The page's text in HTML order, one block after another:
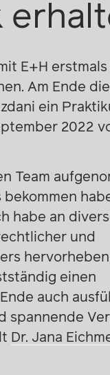
E+H
Am Ende
ein
2022
Team
habe an
und
einen
auch
spannende
Dr. Jana